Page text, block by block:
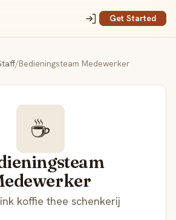
Get Started
/Bedieningsteam Medewerker
☕
koffie thee schenkerij